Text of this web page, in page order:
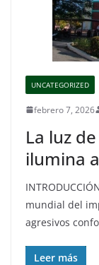
UNCATEGORIZED
febrero 7, 2026
La luz
ilumina
mundial del
agresivos
Leer más